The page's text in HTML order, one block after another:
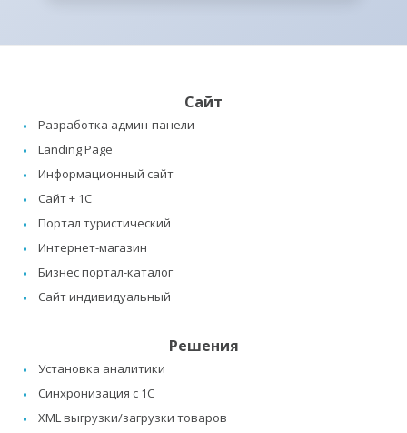
Сайт
Разработка админ-панели
Landing Page
Информационный сайт
Сайт + 1C
Портал туристический
Интернет-магазин
Бизнес портал-каталог
Сайт индивидуальный
Решения
Установка аналитики
Синхронизация с 1C
XML выгрузки/загрузки товаров